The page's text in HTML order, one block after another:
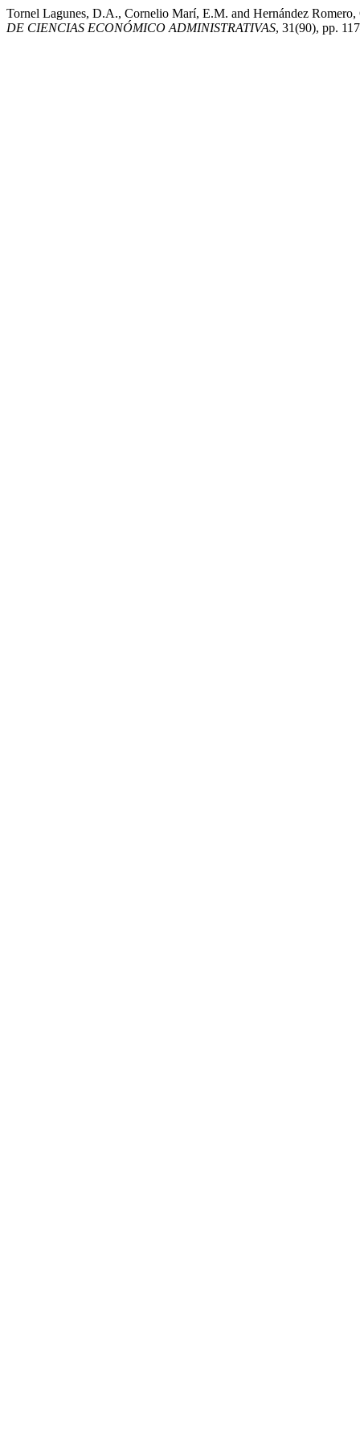
Tornel Lagunes, D.A., Cornelio Marí, E.M. and Hernández
DE CIENCIAS ECONÓMICO ADMINISTRATIVAS, 31(90), pp.